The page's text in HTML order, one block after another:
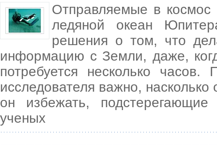
Отправляемые в космос
ледяной океан
решения о том, что
информацию с Земли, даже,
потребуется несколько
исследователя важно,
он избежать,
ученых